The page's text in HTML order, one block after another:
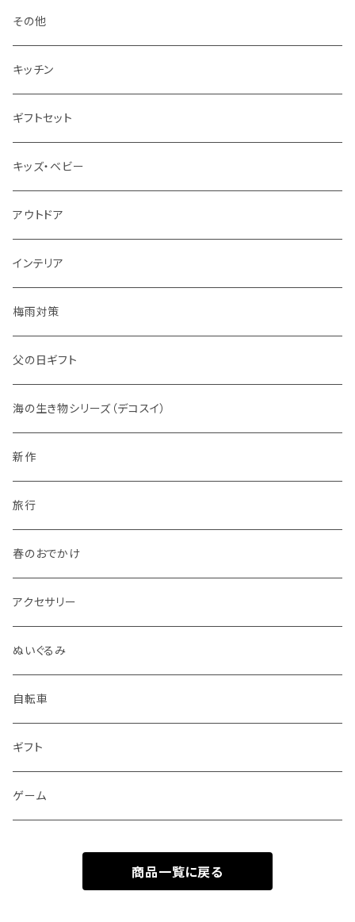
皿
箸
グラス
その他
キッチン
ギフトセット
キッズ・ベビー
アウトドア
インテリア
梅雨対策
父の日ギフト
海の生き物シリーズ（デコスイ）
新作
旅行
春のおでかけ
アクセサリー
ぬいぐるみ
自転車
ギフト
ゲーム
商品一覧に戻る